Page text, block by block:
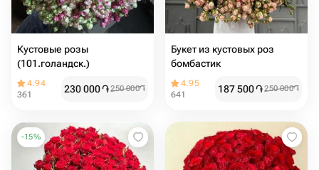
Кустовые розы
(101.голандск.)
4.94
361
230 000֏250 000֏
Букет из кустовых роз
бомбастик
4.95
641
187 500֏250 000֏
-15%